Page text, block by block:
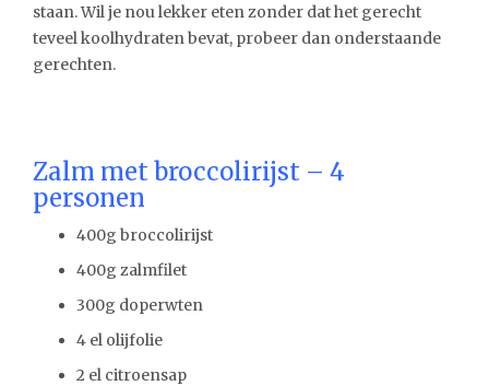
staan. Wil je nou lekker eten zonder dat het gerecht
teveel koolhydraten bevat, probeer dan onderstaande
gerechten.
Zalm met broccolirijst – 4
personen
400g broccolirijst
400g zalmfilet
300g doperwten
4 el olijfolie
2 el citroensap